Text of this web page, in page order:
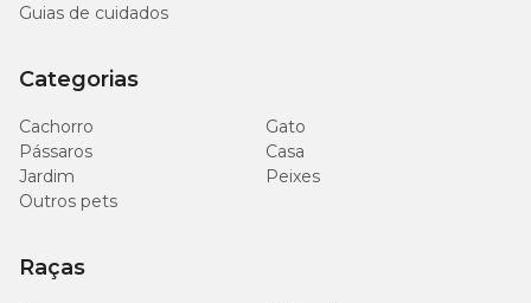
Guias de cuidados
Categorias
Cachorro
Gato
Pássaros
Casa
Jardim
Peixes
Outros pets
Raças